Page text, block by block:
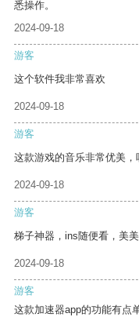
悉操作。
2024-09-18
游客
这个软件我非常喜欢
2024-09-18
游客
这款游戏的音乐非常优美，
2024-09-18
游客
梯子神器，ins随便看，美美
2024-09-18
游客
这款加速器app的功能有点